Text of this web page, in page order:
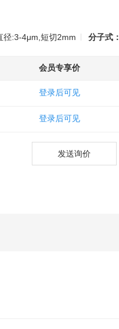
径:3-4μm,短切2mm 分子式：
会员专享价
登录后可见
登录后可见
发送询价